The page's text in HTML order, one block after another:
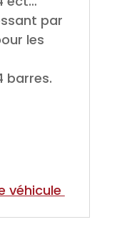
par
les
barres.
véhicule